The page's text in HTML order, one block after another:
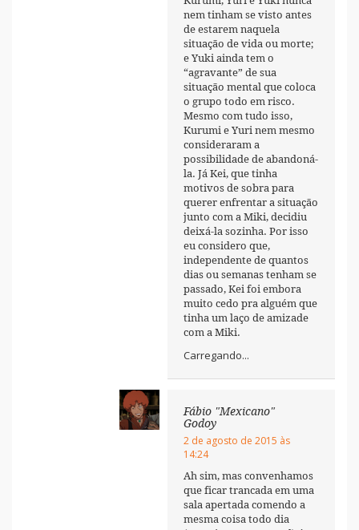
nem tinham se visto antes
de estarem naquela
situação de vida ou morte;
e Yuki ainda tem o
“agravante” de sua
situação mental que coloca
o grupo todo em risco.
Mesmo com tudo isso,
Kurumi e Yuri nem mesmo
consideraram a
possibilidade de abandoná-
la. Já Kei, que tinha
motivos de sobra para
querer enfrentar a situação
junto com a Miki, decidiu
deixá-la sozinha. Por isso
eu considero que,
independente de quantos
dias ou semanas tenham se
passado, Kei foi embora
muito cedo pra alguém que
tinha um laço de amizade
com a Miki.
Carregando...
Fábio "Mexicano"
Godoy
2 de agosto de 2015 às
14:24
Ah sim, mas convenhamos
que ficar trancada em uma
sala apertada comendo a
mesma coisa todo dia